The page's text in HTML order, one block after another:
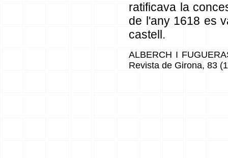
ratificava la
de l'any 1618 es
castell.
ALBERCH I
Revista de Girona, 83